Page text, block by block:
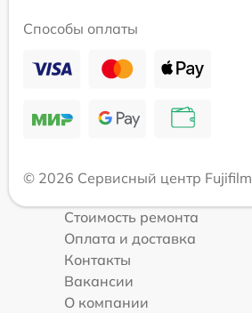
Способы оплаты
© 2026 Сервисный центр Fujifilm
Стоимость ремонта
Оплата и доставка
Контакты
Вакансии
О компании